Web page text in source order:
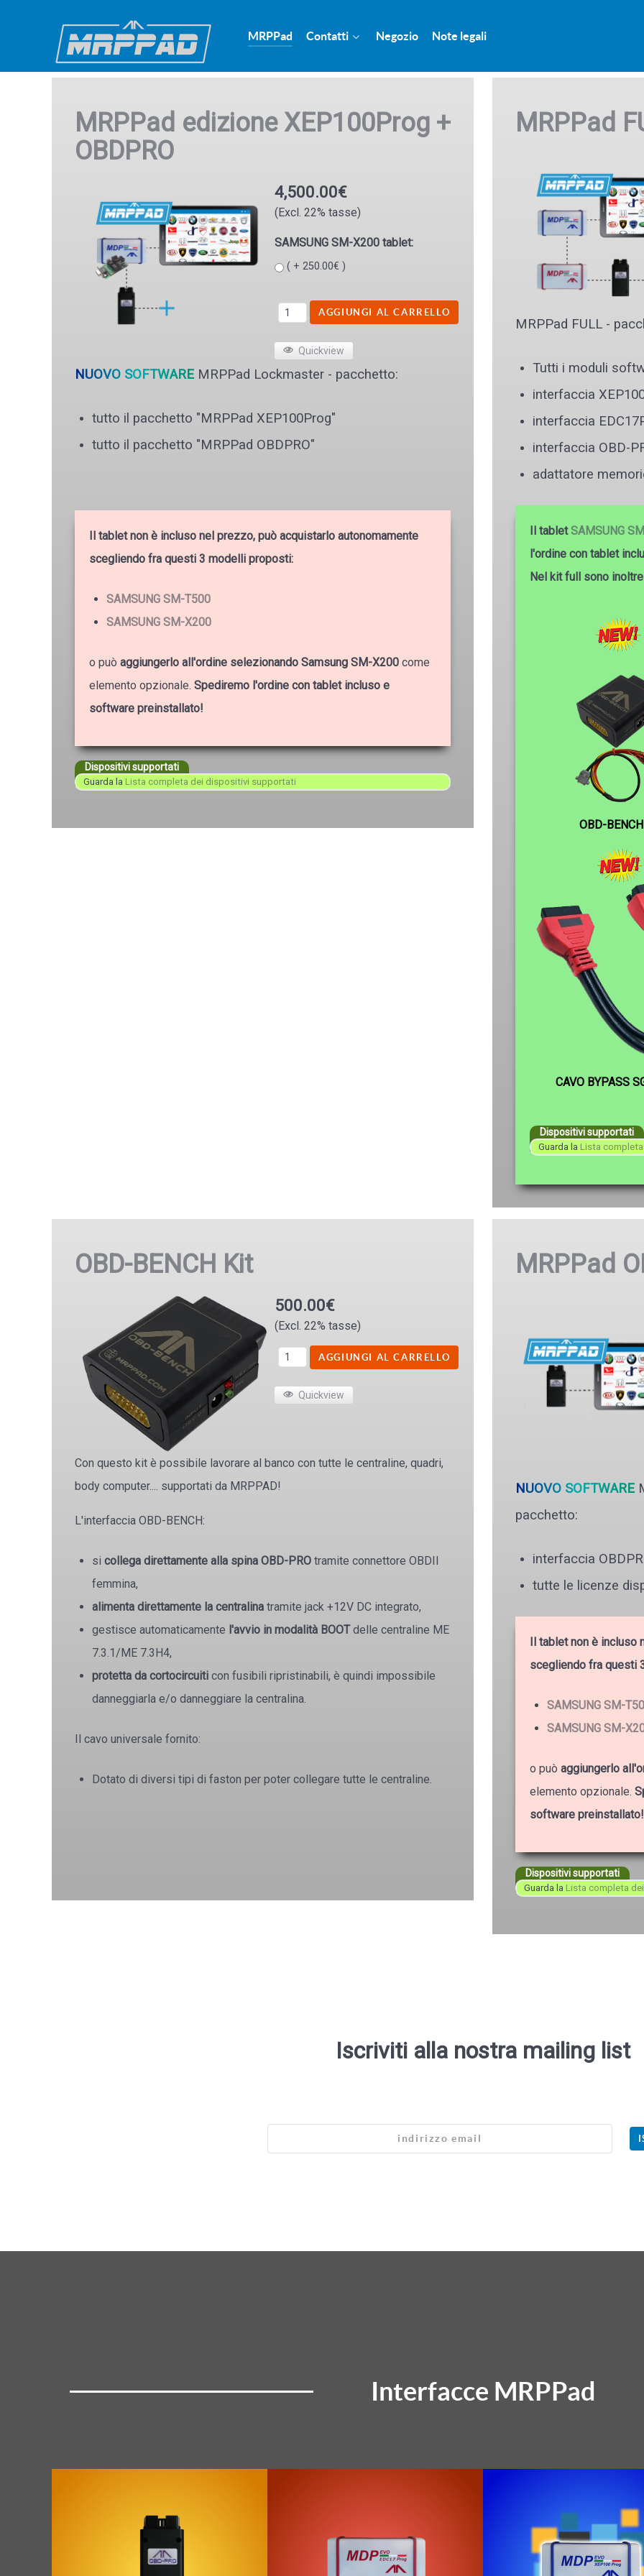
MRPPad Contatti Negozio Note legali
MRPPad edizione XEP100Prog +
OBDPRO
4,500.00€
(Excl. 22% tasse)
SAMSUNG SM-X200 tablet:
( + 250.00€ )
Quickview
NUOVO SOFTWARE MRPPad Lockmaster - pacchetto:
tutto il pacchetto "MRPPad XEP100Prog"
tutto il pacchetto "MRPPad OBDPRO"
Il tablet non è incluso nel prezzo, può acquistarlo autonomamente
scegliendo fra questi 3 modelli proposti:
SAMSUNG SM-T500
SAMSUNG SM-X200
o può aggiungerlo all'ordine selezionando Samsung SM-X200 come
elemento opzionale. Spediremo l'ordine con tablet incluso e
software preinstallato!
Dispositivi supportati
Guarda la Lista completa dei dispositivi supportati
MRPPad
MRPPad FULL -
Tutti i moduli
interfaccia
interfaccia
interfaccia OBD-
adattatore
Il tabletSAMSUNG
l'ordine con tablet
Nel kit full sono
OBD-
CAVO BYPASS
Dispositivi supportati
Guarda la Lista
OBD-BENCH Kit
500.00€
(Excl. 22% tasse)
Quickview
Con questo kit è possibile lavorare al banco con tutte le centraline, quadri,
body computer.... supportati da MRPPAD!
L'interfaccia OBD-BENCH:
si collega direttamente alla spina OBD-PRO tramite connettore OBDII
femmina,
alimenta direttamente la centralina tramite jack +12V DC integrato,
gestisce automaticamente l'avvio in modalità BOOTdelle centraline ME
7.3.1/ME 7.3H4,
protetta da cortocircuiti con fusibili ripristinabili, è quindi impossibile
danneggiarla e/o danneggiare la centralina.
Il cavo universale fornito:
Dotato di diversi tipi di faston per poter collegare tutte le centraline.
MRPPad
NUOVO SOFTWARE
pacchetto:
interfaccia
tutte le licenze
Il tablet non è incluso
scegliendo fra questi
SAMSUNG SM-
SAMSUNG SM-
o può aggiungerlo
elemento opzionale.
software preinstallato!
Dispositivi supportati
Guarda la Lista completa
Iscriviti alla nostra mailing list
Interfacce MRPPad